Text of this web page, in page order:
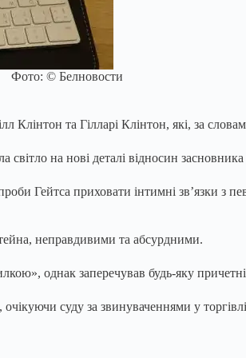
Фото: © Белновости
та Гілларі Клінтон, які, за
світло на нові деталі відносин
Гейтса приховати інтимні зв’язки з
неправдивими та абсурдними.
однак заперечував будь-яку
суду за звинуваченнями у торгівлі